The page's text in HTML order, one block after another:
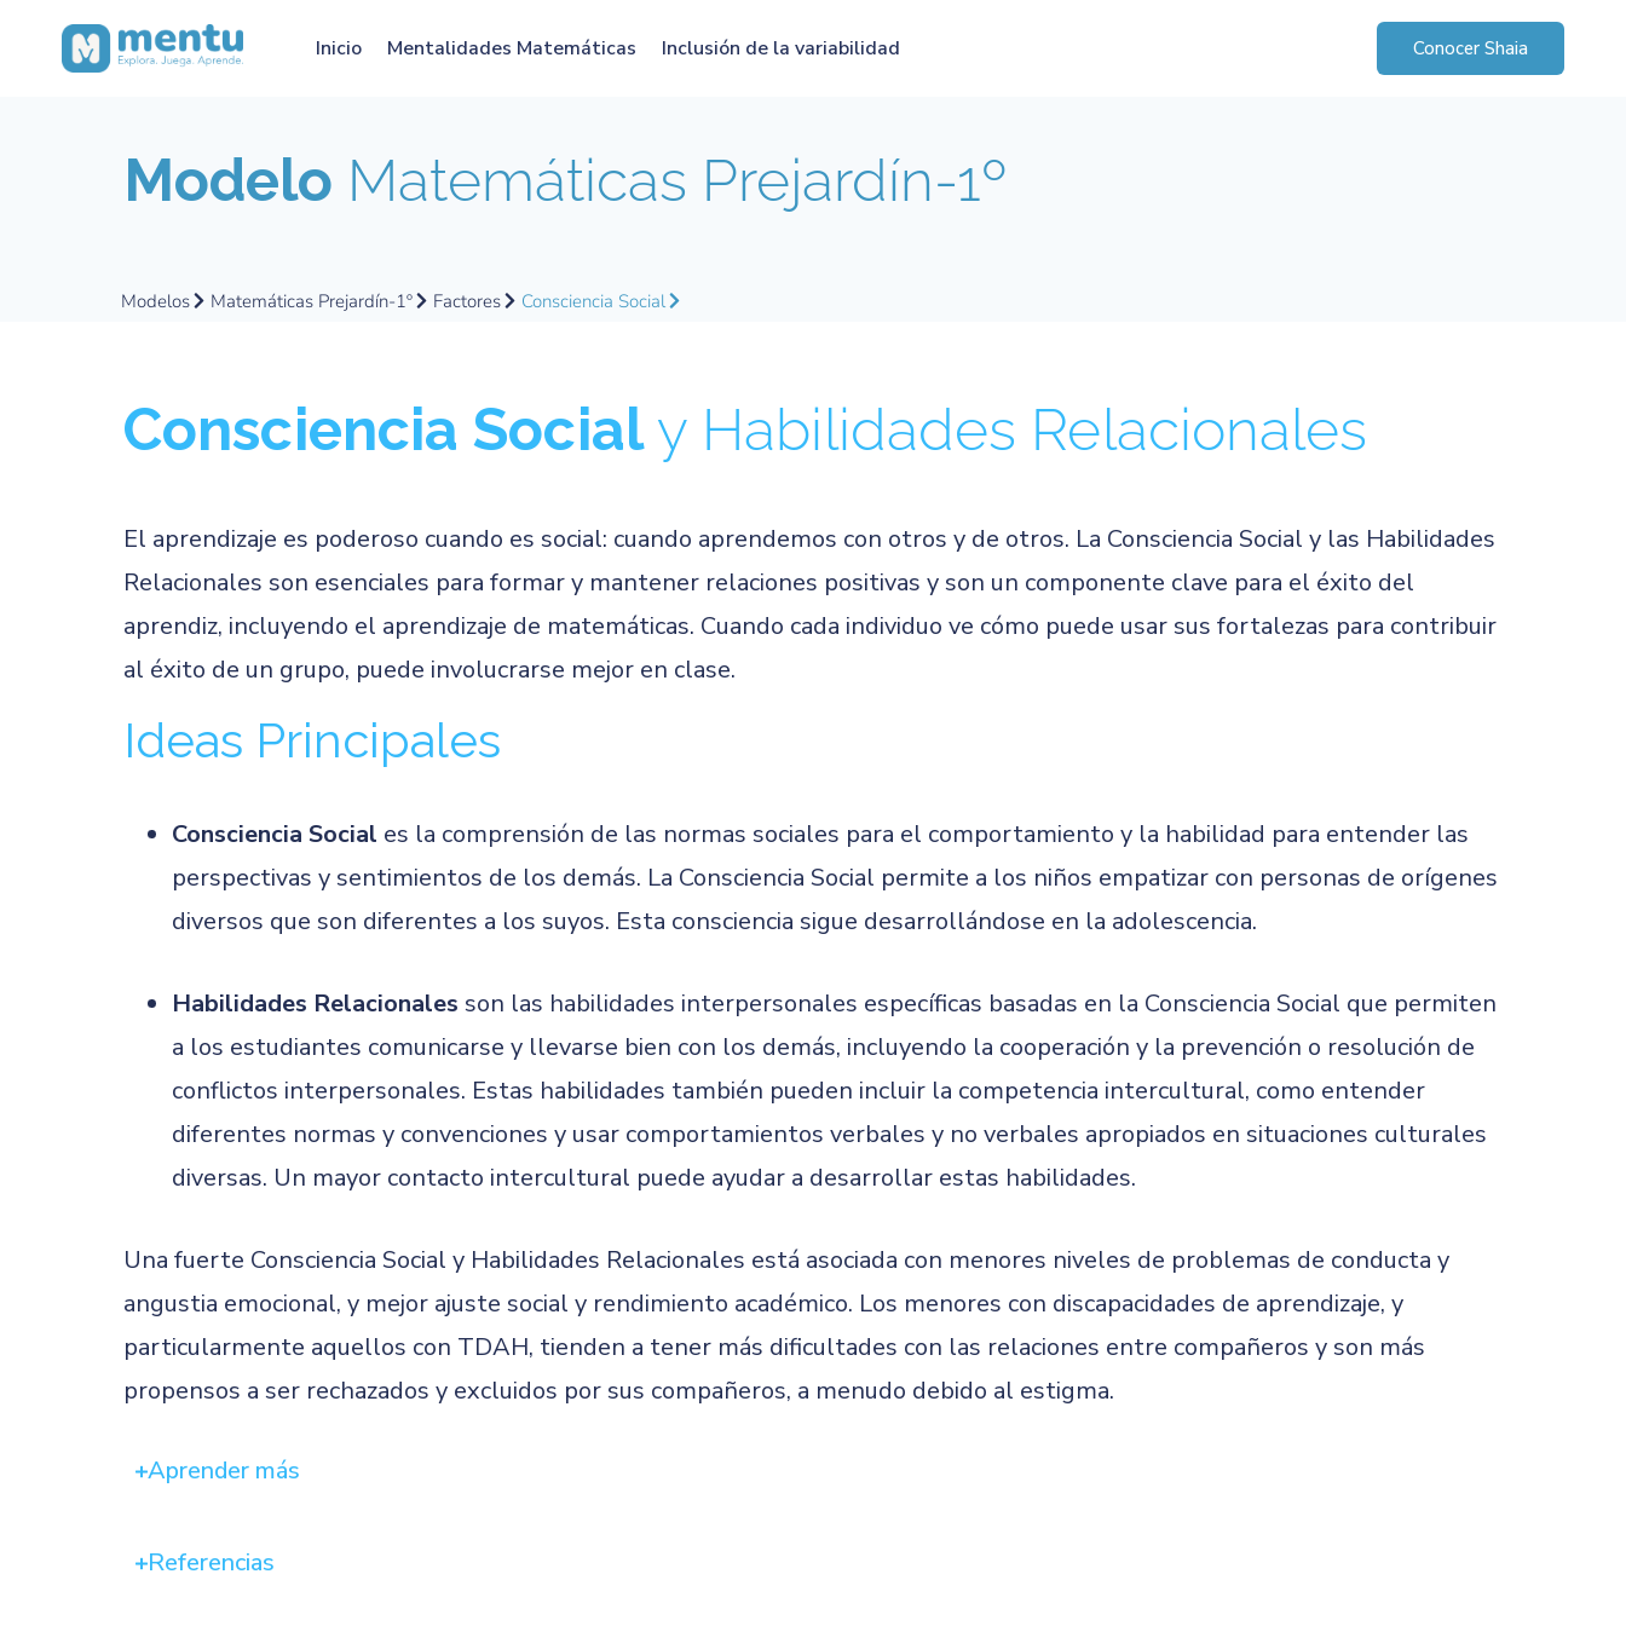
Inicio Mentalidades Matemáticas Inclusión de la variabilidad Conocer Shaia
Modelo Matemáticas Prejardín-1º
Modelos Matemáticas Prejardín-1º Factores Consciencia Social
Consciencia Socialy Habilidades Relacionales
El aprendizaje es poderoso cuando es social: cuando aprendemos con otros y de otros. La Consciencia Social y las Habilidades
Relacionales son esenciales para formar y mantener relaciones positivas y son un componente clave para el éxito del
aprendiz, incluyendo el aprendizaje de matemáticas. Cuando cada individuo ve cómo puede usar sus fortalezas para contribuir
al éxito de un grupo, puede involucrarse mejor en clase.
Ideas Principales
Consciencia Social es la comprensión de las normas sociales para el comportamiento y la habilidad para entender las
perspectivas y sentimientos de los demás. La Consciencia Social permite a los niños empatizar con personas de orígenes
diversos que son diferentes a los suyos. Esta consciencia sigue desarrollándose en la adolescencia.
Habilidades Relacionales son las habilidades interpersonales específicas basadas en la Consciencia Social que permiten
a los estudiantes comunicarse y llevarse bien con los demás, incluyendo la cooperación y la prevención o resolución de
conflictos interpersonales. Estas habilidades también pueden incluir la competencia intercultural, como entender
diferentes normas y convenciones y usar comportamientos verbales y no verbales apropiados en situaciones culturales
diversas. Un mayor contacto intercultural puede ayudar a desarrollar estas habilidades.
Una fuerte Consciencia Social y Habilidades Relacionales está asociada con menores niveles de problemas de conducta y
angustia emocional, y mejor ajuste social y rendimiento académico. Los menores con discapacidades de aprendizaje, y
particularmente aquellos con TDAH, tienden a tener más dificultades con las relaciones entre compañeros y son más
propensos a ser rechazados y excluidos por sus compañeros, a menudo debido al estigma.
Aprender más
Referencias